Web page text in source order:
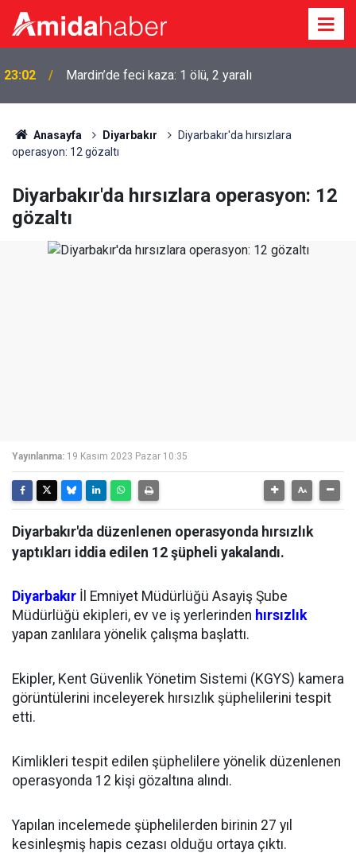
22:50 Cumhurbaşkanı Erdoğan Suudi Arabistan’a gidiyor
Anasayfa Diyarbakır
Diyarbakır'da hırsızlara
operasyon: 12 gözaltı
Diyarbakır'da hırsızlara operasyon: 12
gözaltı
Yayınlanma: 19 Kasım 2023 Pazar 10:35
Diyarbakır'da düzenlenen operasyonda hırsızlık
yaptıkları iddia edilen 12 şüpheli yakalandı.
Diyarbakır İl Emniyet Müdürlüğü Asayiş Şube
Müdürlüğü ekipleri, ev ve iş yerlerinden hırsızlık
yapan zanlılara yönelik çalışma başlattı.
Ekipler, Kent Güvenlik Yönetim Sistemi (KGYS) kamera
görüntülerini inceleyerek hırsızlık şüphelilerini tespit
etti.
Kimlikleri tespit edilen şüphelilere yönelik düzenlenen
operasyonda 12 kişi gözaltına alındı.
Yapılan incelemede şüphelilerden birinin 27 yıl
kesinleşmiş hapis cezası olduğu ortaya çıktı.